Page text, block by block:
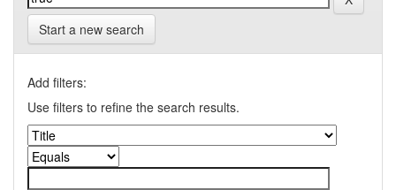
Start a new search
Add filters:
Use filters to refine the search results.